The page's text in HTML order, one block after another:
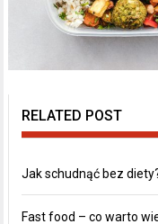
RELATED POST
Jak schudnąć bez
Fast food – co warto